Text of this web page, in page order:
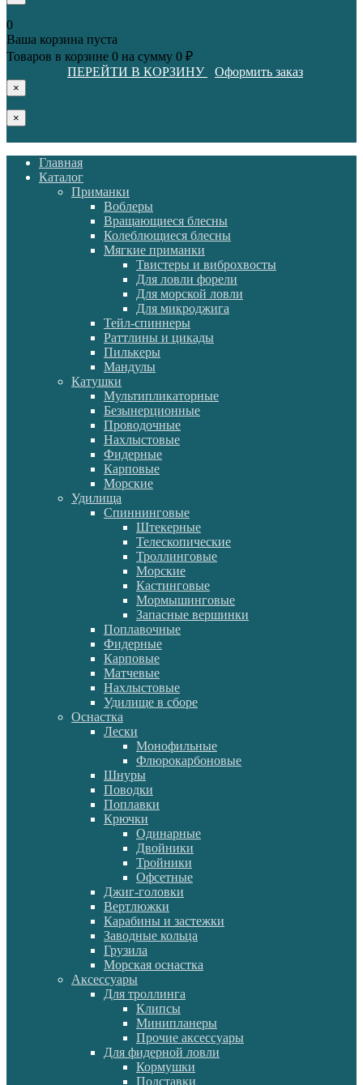
0
Ваша корзина пуста
Товаров в корзине 0 на сумму 0 ₽
ПЕРЕЙТИ В КОРЗИНУ
Оформить заказ
×
×
Главная
Каталог
Приманки
Воблеры
Вращающиеся блесны
Колеблющиеся блесны
Мягкие приманки
Твистеры и виброхвосты
Для ловли форели
Для морской ловли
Для микроджига
Тейл-спиннеры
Раттлины и цикады
Пилькеры
Мандулы
Катушки
Мультипликаторные
Безынерционные
Проводочные
Нахлыстовые
Фидерные
Карповые
Морские
Удилища
Спиннинговые
Штекерные
Телескопические
Троллинговые
Морские
Кастинговые
Мормышинговые
Запасные вершинки
Поплавочные
Фидерные
Карповые
Матчевые
Нахлыстовые
Удилище в сборе
Оснастка
Лески
Монофильные
Флюрокарбоновые
Шнуры
Поводки
Поплавки
Крючки
Одинарные
Двойники
Тройники
Офсетные
Джиг-головки
Вертлюжки
Карабины и застежки
Заводные кольца
Грузила
Морская оснастка
Аксессуары
Для троллинга
Клипсы
Минипланеры
Прочие аксессуары
Для фидерной ловли
Кормушки
Подставки